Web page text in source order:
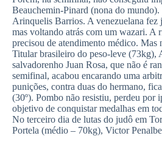
Beauchemin-Pinard (nona do
Arinquelis Barrios. A venezuelana fez
mas voltando atrás com um wazari. A
precisou de atendimento médico. Mas
Titular brasileiro do peso-leve (73kg),
salvadorenho Juan Rosa, que não é
semifinal, acabou encarando uma
punições, contra duas do hermano,
(30º). Pombo não resistiu, perdeu
objetivo de conquistar medalhas em
No terceiro dia de lutas do judô em
Portela (médio – 70kg), Victor